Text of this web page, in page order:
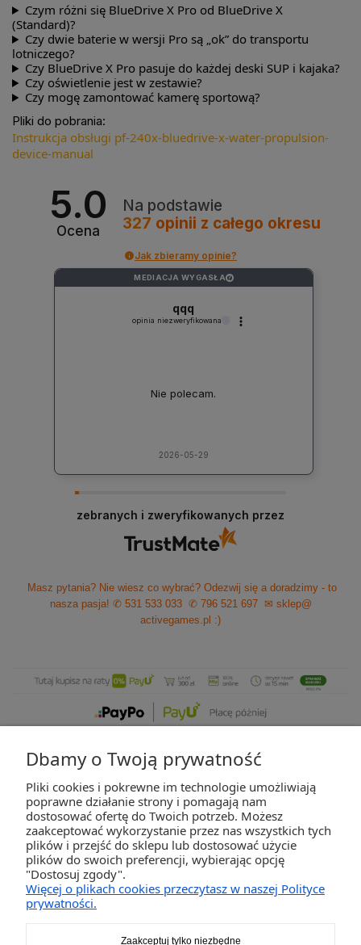
Czym różni się BlueDrive X Pro od BlueDrive X
(Standard)?
Czy dwie baterie w wersji Pro są „ok” do transportu
lotniczego?
Czy BlueDrive X Pro pasuje do każdej deski SUP i kajaka?
Czy oświetlenie jest w zestawie?
Czy mogę zamontować kamerę sportową?
Pliki do pobrania:
Instrukcja obsługi pf-240x-bluedrive-x-water-propulsion-
device-manual
5.0
Ocena
Na podstawie
327 opinii z całego okresu
Jak zbieramy opinie?
MEDIACJA WYGASŁA ?
qqq
opinia niezweryfikowana
Nie polecam.
2026-05-29
zebranych i zweryfikowanych przez
Masz pytania? Nie wiesz co wybrać? Odezwij się a doradzimy - to
nasza pasja! ✆ 531 533 033 ✆ 796 521 697
✉ sklep@
activegames.pl :)
ZAKUPY
POMOC
Dbamy o Twoją prywatność
Pliki cookies i pokrewne im technologie umożliwiają
poprawne działanie strony i pomagają nam
dostosować ofertę do Twoich potrzeb. Możesz
zaakceptować wykorzystanie przez nas wszystkich tych
plików i przejść do sklepu lub dostosować użycie
plików do swoich preferencji, wybierając opcję
"Dostosuj zgody".
Więcej o plikach cookies przeczytasz w naszej Polityce
prywatności.
Zaakceptuj tylko niezbędne